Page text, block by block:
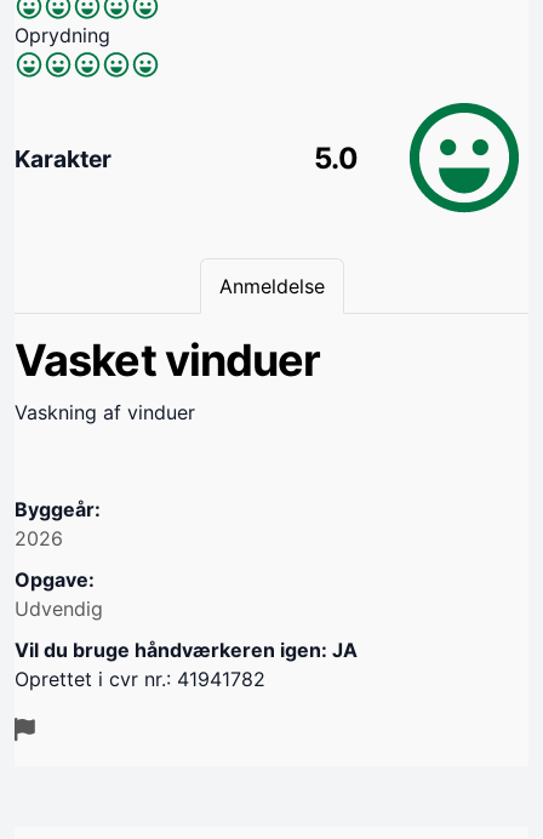
Oprydning
Karakter 5.0
Anmeldelse
Vasket vinduer
Vaskning af vinduer
Byggeår:
2026
Opgave:
Udvendig
Vil du bruge håndværkeren igen: JA
Oprettet i cvr nr.: 41941782